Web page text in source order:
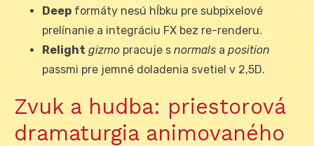
Deep formáty nesú hĺbku pre subpixelové
prelínanie a integráciu FX bez re-renderu.
Relight gizmo pracuje s normals a position
passmi pre jemné doladenia svetiel v 2,5D.
Zvuk a hudba: priestorová
dramaturgia animovaného